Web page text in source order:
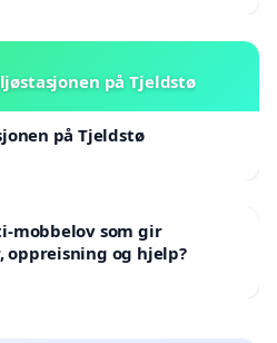
på Tjeldstø
på Tjeldstø
mobbelov som gir
og hjelp?